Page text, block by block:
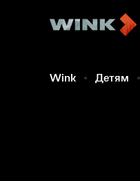
Wink Детям